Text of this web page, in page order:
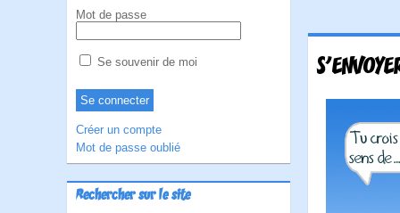
Mot de passe
Se souvenir de moi
Créer un compte
Mot de passe oublié
Rechercher sur le site